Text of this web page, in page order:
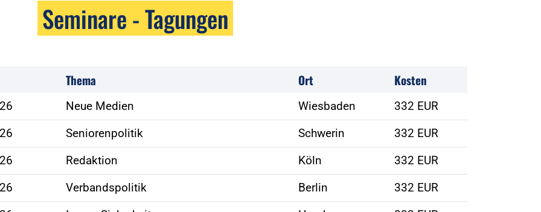
Seminare - Tagungen
Thema Ort Kosten
Neue Medien Wiesbaden
332 EUR
Seniorenpolitik Schwerin
332 EUR
Redaktion Köln
332 EUR
Verbandspolitik Berlin
332 EUR